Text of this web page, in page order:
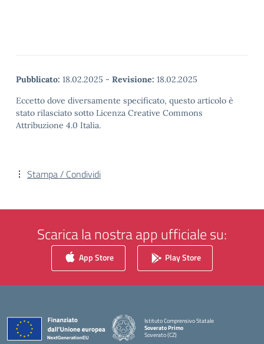
Pubblicato: 18.02.2025 - Revisione: 18.02.2025
Eccetto dove diversamente specificato, questo articolo è
stato rilasciato sotto Licenza Creative Commons
Attribuzione 4.0 Italia.
Stampa / Condividi
Scarica la nostra app ufficiale su:
App Store Play Store
Istituto Comprensivo Statale
Soverato Primo
Soverato (CZ)